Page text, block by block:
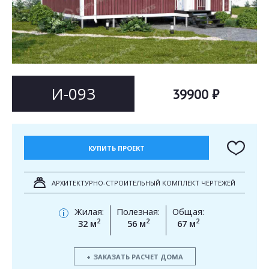
И-093 39900 ₽
КУПИТЬ ПРОЕКТ
АРХИТЕКТУРНО-СТРОИТЕЛЬНЫЙ КОМПЛЕКТ ЧЕРТЕЖЕЙ
i
Жилая:
32 м2
Полезная:
56 м2
Общая:
67 м2
ЗАКАЗАТЬ РАСЧЕТ ДОМА
Согласен на обработку персональных данных
ОТПРАВИТЬ
Согласен на обработку персональных данных
This site is protected by reCAPTCHA and the GooglePrivacy PolicyandTerms of Service
apply.